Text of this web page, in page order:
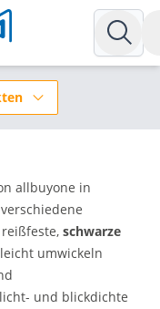
allbuyone in
schwarze
umwickeln
und blickdichte